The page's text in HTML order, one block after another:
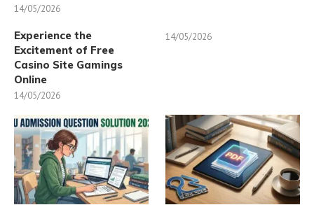
14/05/2026
Experience the
Excitement of Free
Casino Site Gamings
Online
14/05/2026
14/05/2026